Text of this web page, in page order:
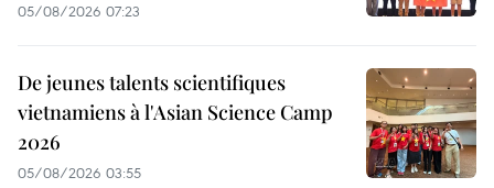
05/08/2026 07:23
De jeunes talents scientifiques
vietnamiens à l'Asian Science Camp
2026
05/08/2026 03:55